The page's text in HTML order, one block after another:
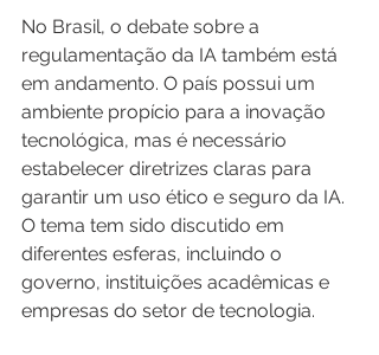
No Brasil, o debate sobre a
regulamentação da IA também está
em andamento. O país possui um
ambiente propício para a inovação
tecnológica, mas é necessário
estabelecer diretrizes claras para
garantir um uso ético e seguro da IA.
O tema tem sido discutido em
diferentes esferas, incluindo o
governo, instituições acadêmicas e
empresas do setor de tecnologia.